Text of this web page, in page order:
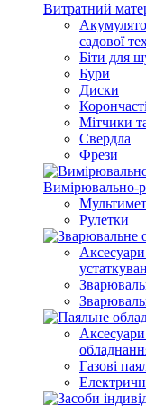
Витратний
садової
Біти для
Бури
Диски
Мітчики
Свердла
Фрези
Вимірювально-
Рулетки
Газові